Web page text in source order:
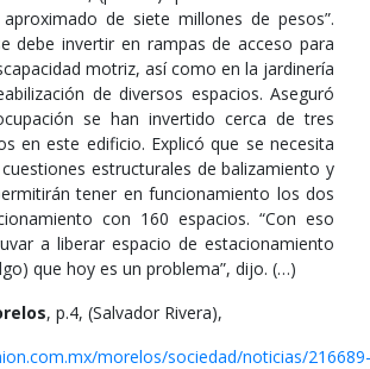
de siete millones de pesos”.
debe invertir en rampas de acceso para
motriz, así como en la jardinería
de diversos espacios. Aseguró
se han invertido cerca de tres
en este edificio. Explicó que se necesita
estructurales de balizamiento y
tener en funcionamiento los dos
con 160 espacios. “Con eso
a liberar espacio de estacionamiento
que hoy es un problema”, dijo. (…)
, p.4, (Salvador Rivera),
morelos/sociedad/noticias/216689-